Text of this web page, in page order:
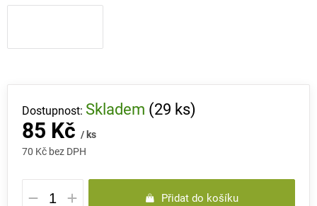
85 Kč / ks
70 Kč bez DPH
Měrná
cena:
Skladem (29 ks)
Přidat do košíku